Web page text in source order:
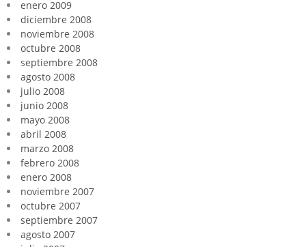
enero 2009
diciembre 2008
noviembre 2008
octubre 2008
septiembre 2008
agosto 2008
julio 2008
junio 2008
mayo 2008
abril 2008
marzo 2008
febrero 2008
enero 2008
noviembre 2007
octubre 2007
septiembre 2007
agosto 2007